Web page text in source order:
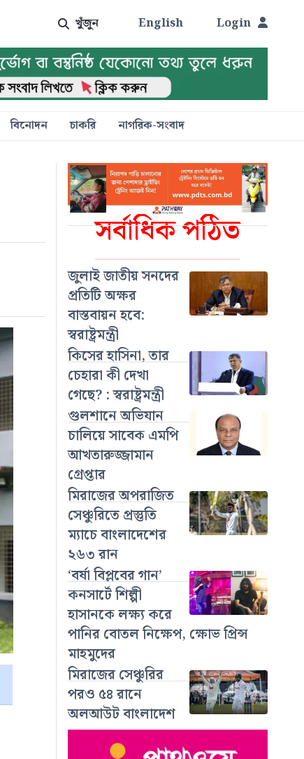
খুঁজুন English Login
বিনোদন চাকরি নাগরিক-সংবাদ
সর্বাধিক পঠিত
জুলাই জাতীয় সনদের
প্রতিটি অক্ষর
বাস্তবায়ন হবে:
স্বরাষ্ট্রমন্ত্রী
কিসের হাসিনা, তার
চেহারা কী দেখা
গেছে? : স্বরাষ্ট্রমন্ত্রী
গুলশানে অভিযান
চালিয়ে সাবেক এমপি
আখতারুজ্জামান
গ্রেপ্তার
মিরাজের অপরাজিত
সেঞ্চুরিতে প্রস্তুতি
ম্যাচে বাংলাদেশের
২৬৩ রান
‘বর্ষা বিপ্লবের গান’
কনসার্টে শিল্পী
হাসানকে লক্ষ্য করে
পানির বোতল নিক্ষেপ, ক্ষোভ প্রিন্স
মাহমুদের
মিরাজের সেঞ্চুরির
পরও ৫৪ রানে
অলআউট বাংলাদেশ